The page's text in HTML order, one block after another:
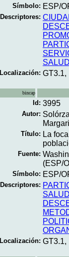
Símbolo: ESP/
Descriptores:
Localización: GT3.1,
bincap
Id: 3995
Autor:
Título: La
Fuente:
(ESP/
Símbolo: ESP/
Descriptores:
Localización: GT3.1,